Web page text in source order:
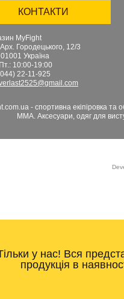
у нас! Вся
продукція в
КОНТАКТИ
MyFight
Городецького, 12/3
01001 Україна
10:00-19:00
22-11-925
- спортивна екіпіровка та
ММА. Аксесуари, одяг для